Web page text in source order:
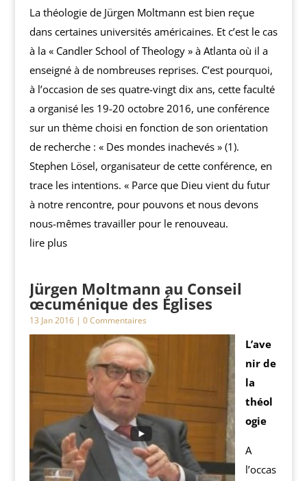
La théologie de Jürgen Moltmann est bien reçue
dans certaines universités américaines. Et c’est le cas
à la « Candler School of Theology » à Atlanta où il a
enseigné à de nombreuses reprises. C’est pourquoi,
à l’occasion de ses quatre-vingt dix ans, cette faculté
a organisé les 19-20 octobre 2016, une conférence
sur un thème choisi en fonction de son orientation
de recherche : « Des mondes inachevés » (1).
Stephen Lösel, organisateur de cette conférence, en
trace les intentions. « Parce que Dieu vient du futur
à notre rencontre, pour pouvons et nous devons
nous-mêmes travailler pour le renouveau.
lire plus
Jürgen Moltmann au Conseil
œcuménique des Églises
13 Jan 2016| 0 Commentaires
L’ave
nir de
la
théol
ogie
A
l’occas